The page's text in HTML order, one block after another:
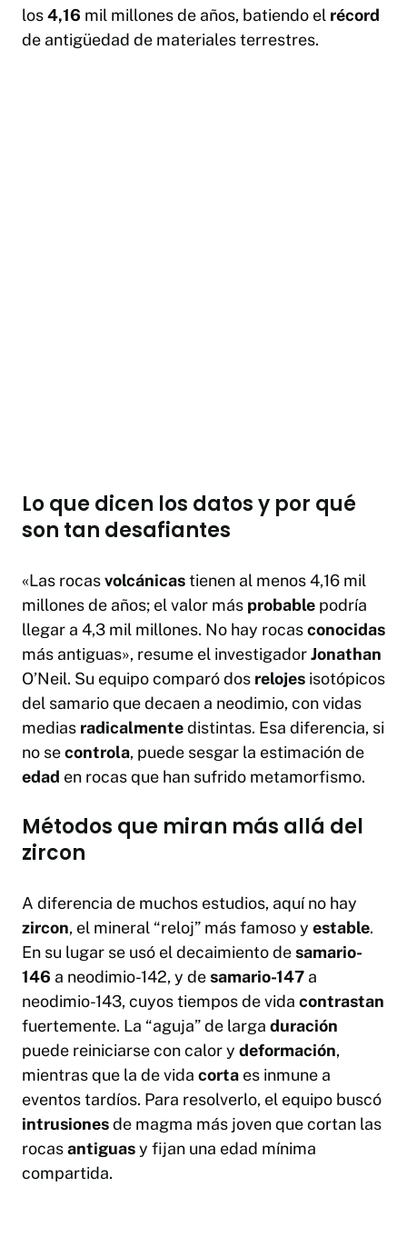
los4,16 mil millones de años, batiendo el récord
de antigüedad de materiales terrestres.
Lo que dicen los datos y por qué
son tan desafiantes
«Las rocasvolcánicastienen al menos 4,16 mil
millones de años; el valor más probable podría
llegar a 4,3 mil millones. No hay rocasconocidas
más antiguas», resume el investigadorJonathan
O’Neil. Su equipo comparó dos relojes isotópicos
del samario que decaen a neodimio, con vidas
medias radicalmentedistintas. Esa diferencia, si
no secontrola, puede sesgar la estimación de
edad en rocas que han sufrido metamorfismo.
Métodos que miran más allá del
zircon
A diferencia de muchos estudios, aquí no hay
zircon, el mineral “reloj” más famoso y estable.
En su lugar se usó el decaimiento desamario-
146 a neodimio-142, y desamario-147 a
neodimio-143, cuyos tiempos de vida contrastan
fuertemente. La “aguja” de larga duración
puede reiniciarse con calor y deformación,
mientras que la de vida corta es inmune a
eventos tardíos. Para resolverlo, el equipo buscó
intrusionesde magma más joven que cortan las
rocasantiguasy fijan una edad mínima
compartida.